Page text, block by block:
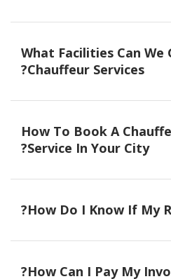
What Facilities Can We
Chauffeur Services?
How To Book A
Service In Your City?
How Do I Know If My
How Can I Pay My